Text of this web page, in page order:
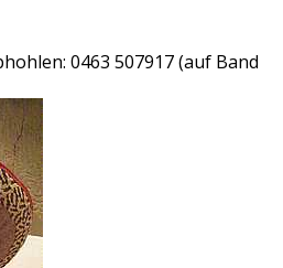
0463 507917 (auf Band